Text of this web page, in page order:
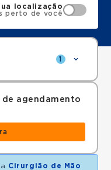
localização
perto de você
1
agendamento
Cirurgião de Mão